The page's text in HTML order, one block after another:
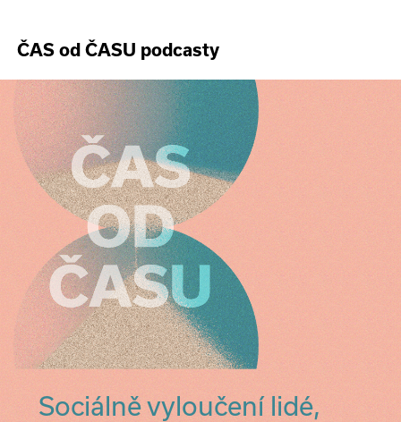
ČAS od ČASU podcasty
Sociálně vyloučení lidé,